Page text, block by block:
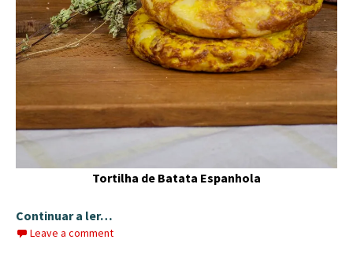
Tortilha de Batata Espanhola
Continuar a ler…
Leave a comment